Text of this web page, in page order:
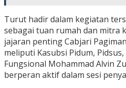
Turut hadir dalam kegiatan
sebagai tuan rumah dan mitra
jajaran penting Cabjari
meliputi Kasubsi Pidum, Pidsus,
Fungsional Mohammad Alvin
berperan aktif dalam sesi